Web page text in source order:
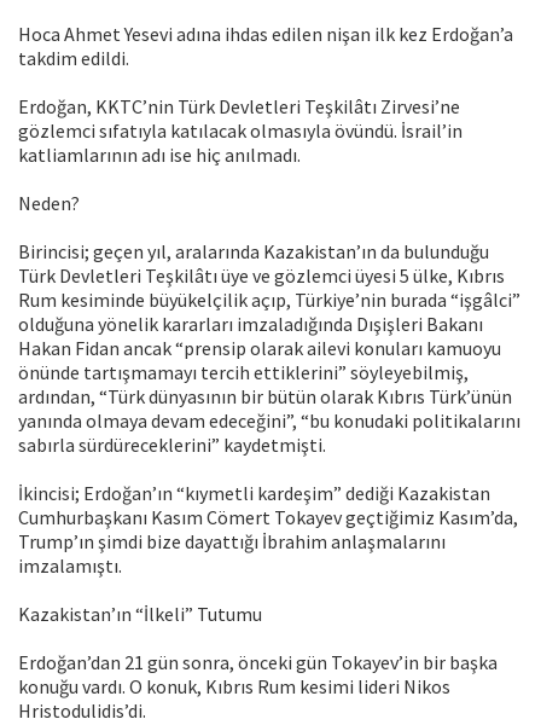
Hoca Ahmet Yesevi adına ihdas edilen nişan ilk kez Erdoğan’a
takdim edildi.
Erdoğan, KKTC’nin Türk Devletleri Teşkilâtı Zirvesi’ne
gözlemci sıfatıyla katılacak olmasıyla övündü. İsrail’in
katliamlarının adı ise hiç anılmadı.
Neden?
Birincisi; geçen yıl, aralarında Kazakistan’ın da bulunduğu
Türk Devletleri Teşkilâtı üye ve gözlemci üyesi 5 ülke, Kıbrıs
Rum kesiminde büyükelçilik açıp, Türkiye’nin burada “işgâlci”
olduğuna yönelik kararları imzaladığında Dışişleri Bakanı
Hakan Fidan ancak “prensip olarak ailevi konuları kamuoyu
önünde tartışmamayı tercih ettiklerini” söyleyebilmiş,
ardından, “Türk dünyasının bir bütün olarak Kıbrıs Türk’ünün
yanında olmaya devam edeceğini”, “bu konudaki politikalarını
sabırla sürdüreceklerini” kaydetmişti.
İkincisi; Erdoğan’ın “kıymetli kardeşim” dediği Kazakistan
Cumhurbaşkanı Kasım Cömert Tokayev geçtiğimiz Kasım’da,
Trump’ın şimdi bize dayattığı İbrahim anlaşmalarını
imzalamıştı.
Kazakistan’ın “İlkeli” Tutumu
Erdoğan’dan 21 gün sonra, önceki gün Tokayev’in bir başka
konuğu vardı. O konuk, Kıbrıs Rum kesimi lideri Nikos
Hristodulidis’di.